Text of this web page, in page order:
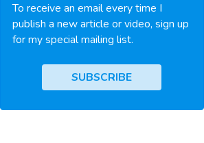
To receive an email every time I
publish a new article or video, sign up
for my special mailing list.
SUBSCRIBE